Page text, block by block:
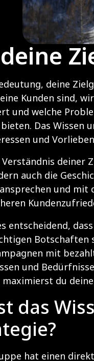
deine
Kunden sind,
und welche
Das Wissen
und
deiner
auch die
und
entscheidend,
mit
und
du
das
hat einen